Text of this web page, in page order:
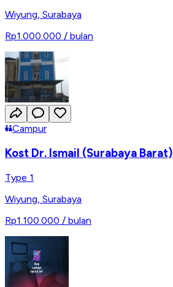
Wiyung, Surabaya
Rp1.000.000 / bulan
Campur
Kost Dr. Ismail (Surabaya Barat)
Type 1
Wiyung Surabaya
Rp1.100.000 / bulan